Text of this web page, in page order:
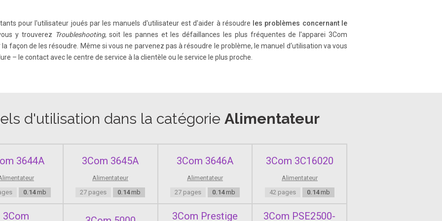
Power Supply User s Guide 1-1 Introduction to the Ethernet Power Supply This chapter contains
Power Supply and how it can be used in your network.
4 Ethernet Power Supply User s Guide LEDS The LEDs in the unit indicate status of the Ethernet Power Supply
panel, marked by AC , provides the Ethernet Power Supply status.
pour l'utilisateur joués par les manuels d'utilisateur est d'aider à résoudre
les problèmes concernant le
y trouverez Troubleshooting, soit les pannes et les défaillances les plus fréquentes de l'apparei 3Com
façon de les résoudre. Même si vous ne parvenez pas à résoudre le problème, le manuel d‘utilisation va vous
– le contact avec le centre de service à la clientèle ou le service le plus proche.
d'utilisation dans la catégorie Alimentateur
3644A
0.14mb
3Com 3645A
Alimentateur
27 pages
0.14mb
3Com 3646A
Alimentateur
27 pages
0.14mb
3Com 3C16020
Alimentateur
42 pages
0.14mb
3Com 3Com Prestige 3Com PSE2500-